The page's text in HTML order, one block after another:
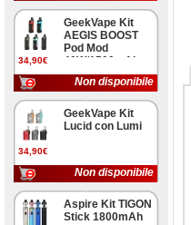
34,90€
GeekVape Kit
AEGIS BOOST
Pod Mod
40W/1500mAh
Non disponibile
34,90€
GeekVape Kit
Lucid con Lumi
Non disponibile
Aspire Kit TIGON
Stick 1800mAh